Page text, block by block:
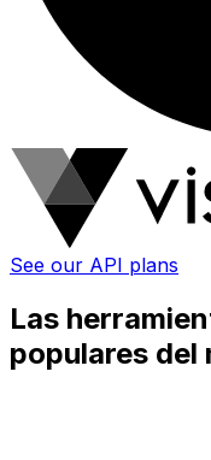
See our API plans
Las
populares del